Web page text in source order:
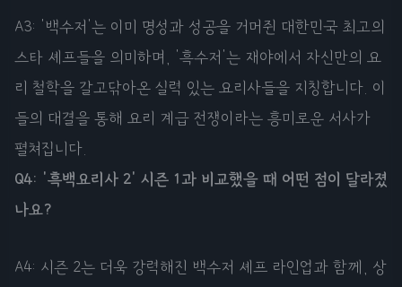
A3: '백수저'는 이미 명성과 성공을 거머쥔 대한민국 최고의
스타 셰프들을 의미하며, '흑수저'는 재야에서 자신만의 요
리 철학을 갈고닦아온 실력 있는 요리사들을 지칭합니다. 이
들의 대결을 통해 요리 계급 전쟁이라는 흥미로운 서사가
펼쳐집니다.
Q4: '흑백요리사 2' 시즌 1과 비교했을 때 어떤 점이 달라졌
나요?
A4: 시즌 2는 더욱 강력해진 백수저 셰프 라인업과 함께, 상